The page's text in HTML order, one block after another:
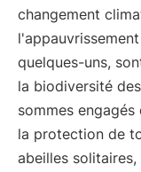
changement
quelques-uns,
la biodiversité
sommes
la protection de
abeilles